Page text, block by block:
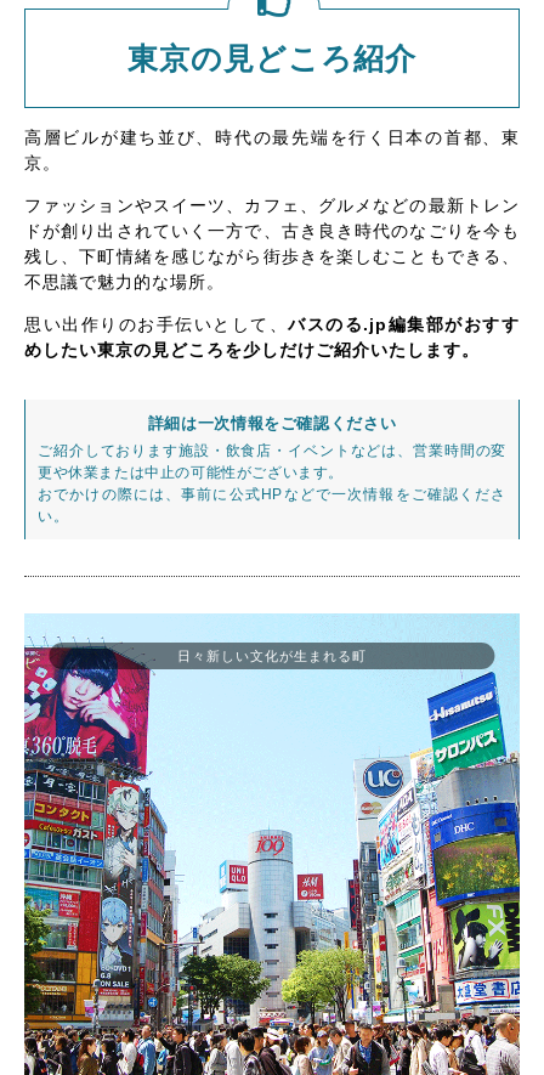
東京の見どころ紹介
高層ビルが建ち並び、時代の最先端を行く日本の首都、東
京。
ファッションやスイーツ、カフェ、グルメなどの最新トレン
ドが創り出されていく一方で、古き良き時代のなごりを今も
残し、下町情緒を感じながら街歩きを楽しむこともできる、
不思議で魅力的な場所。
思い出作りのお手伝いとして、バスのる.jp編集部がおすす
めしたい東京の見どころを少しだけご紹介いたします。
詳細は一次情報をご確認ください
ご紹介しております施設・飲食店・イベントなどは、営業時間の変
更や休業または中止の可能性がございます。
おでかけの際には、事前に公式HPなどで一次情報をご確認くださ
い。
日々新しい文化が生まれる町